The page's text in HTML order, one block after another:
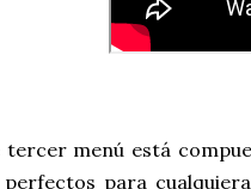
tercer menú está
para